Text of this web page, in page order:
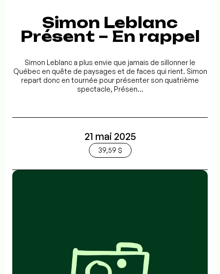
Simon Leblanc
Présent – En rappel
Simon Leblanc a plus envie que jamais de sillonner le
Québec en quête de paysages et de faces qui rient. Simon
repart donc en tournée pour présenter son quatrième
spectacle, Présen...
21 mai 2025
39,59 $